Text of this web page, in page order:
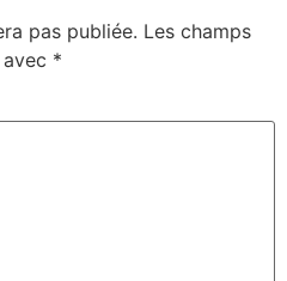
pas publiée. Les champs
*